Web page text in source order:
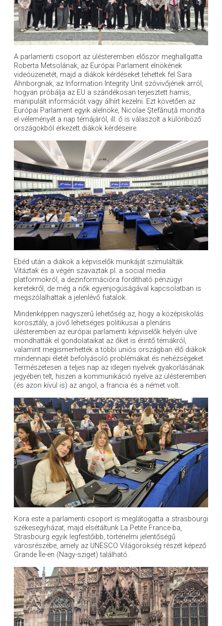
A parlamenti csoport az ülésteremben először meghallgatta
Roberta Metsolának, az Európai Parlament elnökének
videóüzenetét, majd a diákok kérdéseket tehettek fel Sara
Ahnborgnak, az Information Integrity Unit szóvivőjének arról,
hogyan próbálja az EU a szándékosan terjesztett hamis,
manipulált információt vagy álhírt kezelni. Ezt követően az
Európai Parlament egyik alelnöke, Nicolae Ştefănuță mondta
el véleményét a nap témájáról, ill. ő is válaszolt a különböző
országokból érkezett diákok kérdéseire.
Ebéd után a diákok a képviselők munkáját szimulálták.
Vitáztak és a végén szavaztak pl. a social media
platformokról, a dezinformációra fordítható pénzügyi
keretekről, de még a nők egyenjogúságával kapcsolatban is
megszólalhattak a jelenlévő fiatalok.
Mindenképpen nagyszerű lehetőség az, hogy a középiskolás
korosztály, a jövő lehetséges politikusai a plenáris
ülésteremben az európai parlamenti képviselők helyén ülve
mondhatták el gondolataikat az őket is érintő témákról,
valamint megismerhették a többi uniós országban élő diákok
mindennapi életét befolyásoló problémákat és nehézségeket.
Természetesen a teljes nap az idegen nyelvek gyakorlásának
jegyében telt, hiszen a kommunikáció nyelve az ülésteremben
(és azon kívül is) az angol, a francia és a német volt.
Kora este a parlamenti csoport is meglátogatta a strasbourgi
székesegyházat, majd elsétáltunk La Petite France-ba,
Strasbourg egyik legfestőibb, történelmi jelentőségű
városrészébe, amely az UNESCO Világörökség részét képező
Grande Île-en (Nagy-sziget) található.